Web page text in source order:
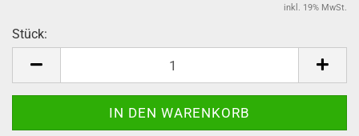
inkl. 19% MwSt.
Stück: